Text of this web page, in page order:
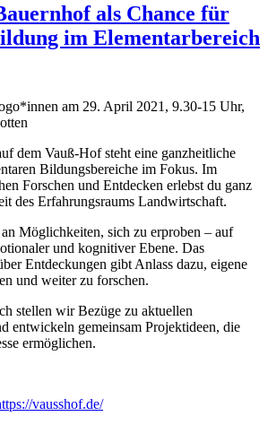
als Chance für
im Elementarbereich
am 29. April 2021, 9.30-15 Uhr,
dem Vauß-Hof steht eine ganzheitliche
Bildungsbereiche im Fokus. Im
Forschen und Entdecken erlebst du ganz
des Erfahrungsraums Landwirtschaft.
Möglichkeiten, sich zu erproben – auf
und kognitiver Ebene. Das
Entdeckungen gibt Anlass dazu, eigene
und weiter zu forschen.
stellen wir Bezüge zu aktuellen
entwickeln gemeinsam Projektideen, die
ermöglichen.
vausshof.de/